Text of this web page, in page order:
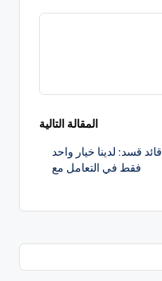
المقالة التالية
قائد قسد: لدينا خيار واحد
فقط في التعامل مع